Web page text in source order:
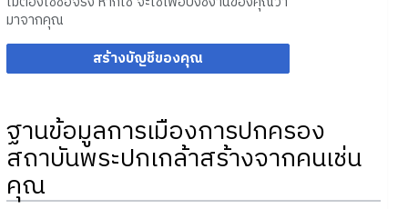
มาจากคุณ
สร้างบัญชีของคุณ
ฐานข้อมูลการเมืองการปกครอง
สถาบันพระปกเกล้าสร้างจากคนเช่น
คุณ